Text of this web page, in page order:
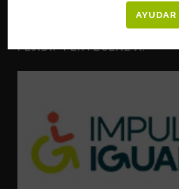
FEJIDIF PERTECENE A:
AYUDAR